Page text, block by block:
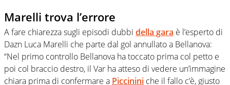
Marelli trova l’errore
A fare chiarezza sugli episodi dubbi della gara è l’esperto di
Dazn Luca Marelli che parte dal gol annullato a Bellanova:
“Nel primo controllo Bellanova ha toccato prima col petto e
poi col braccio destro, il Var ha atteso di vedere un’immagine
chiara prima di confermare a Piccinini che il fallo c’è, giusto